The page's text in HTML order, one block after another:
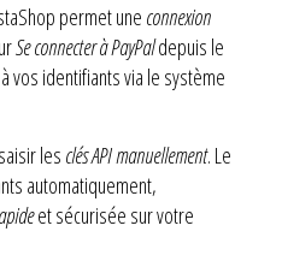
permet une connexion
Se connecter à PayPaldepuis le
vos identifiants via le système
les clés API manuellement. Le
automatiquement,
et sécurisée sur votre